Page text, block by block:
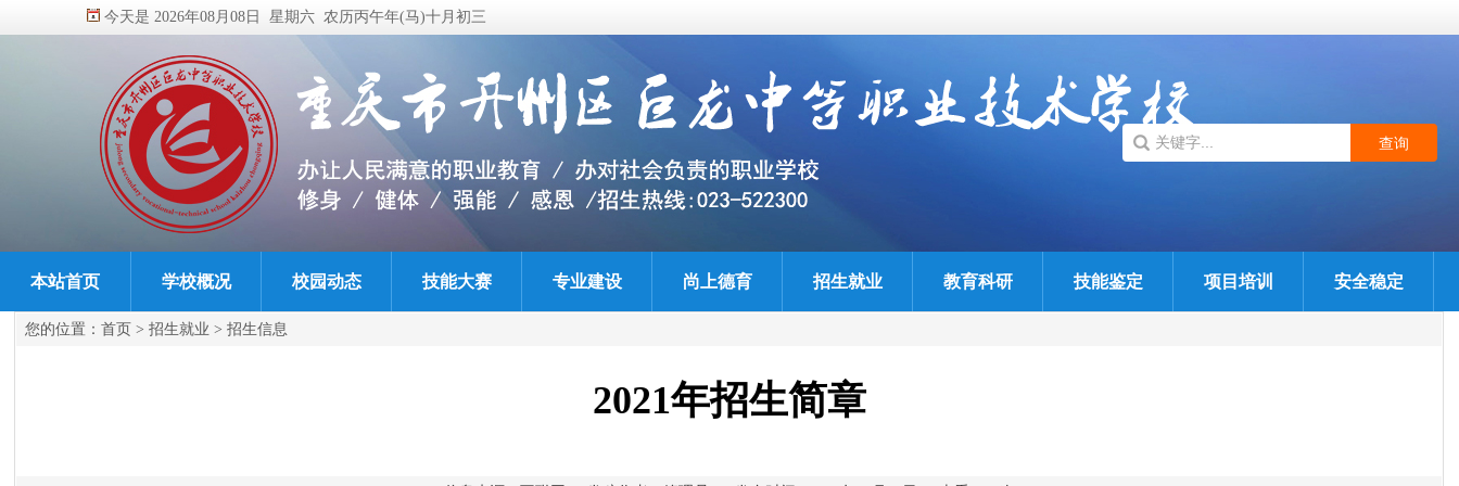
今天是 2026年08月08日 星期六 农历丙午年(马)十月初三
本站首页 学校概况 校园动态 技能大赛 专业建设 尚上德育 招生就业 教育科研 技能鉴定 项目培训 安全稳定
您的位置：首页 >招生就业 >招生信息
2021年招生简章